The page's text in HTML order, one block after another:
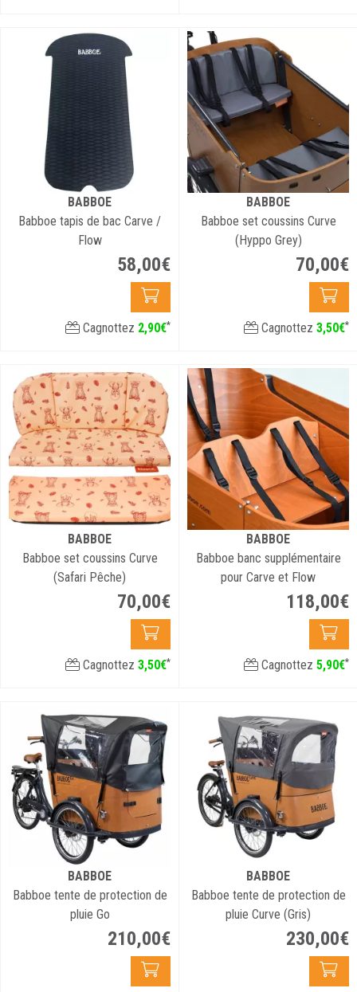
BABBOE
Babboe tapis de bac Carve /
Flow
58,00€
Cagnottez 2,90€*
BABBOE
Babboe set coussins Curve
(Hyppo Grey)
70,00€
Cagnottez 3,50€*
BABBOE
Babboe set coussins Curve
(Safari Pêche)
70,00€
Cagnottez 3,50€*
BABBOE
Babboe banc supplémentaire
pour Carve et Flow
118,00€
Cagnottez 5,90€*
BABBOE
Babboe tente de protection de
pluie Go
210,00€
BABBOE
Babboe tente de protection de
pluie Curve (Gris)
230,00€